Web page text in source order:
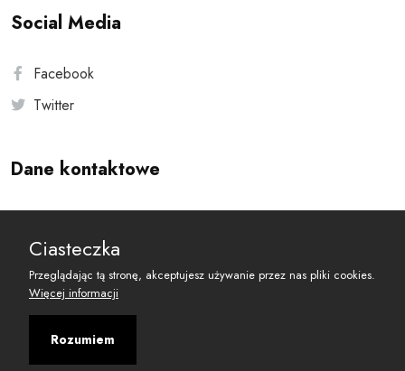
Social Media
Facebook
Twitter
Dane kontaktowe
reset@resetobywatelski.pl
Ciasteczka
Przeglądając tą stronę, akceptujesz używanie przez nas pliki cookies.
Więcej informacji
Rozumiem